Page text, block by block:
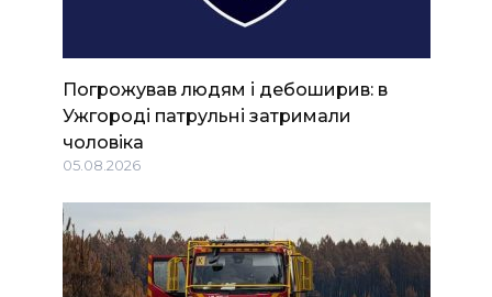
Погрожував людям і дебоширив: в
Ужгороді патрульні затримали
чоловіка
05.08.2026